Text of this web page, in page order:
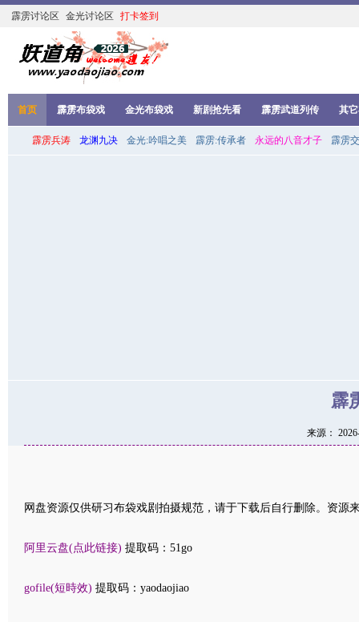
霹雳讨论区 金光讨论区 打卡签到
首页 霹雳布袋戏 金光布袋戏 新剧抢先看 霹雳武道列传 其
霹雳兵涛 龙渊九决 金光:吟唱之美 霹雳:传承者 永远的八音才子 霹雳
霹
来源：
网盘资源仅供研习布袋戏剧拍摄规范，请于下载后自行删除。资源
阿里云盘(点此链接) 提取码：51go
gofile(短時效) 提取码：yaodaojiao